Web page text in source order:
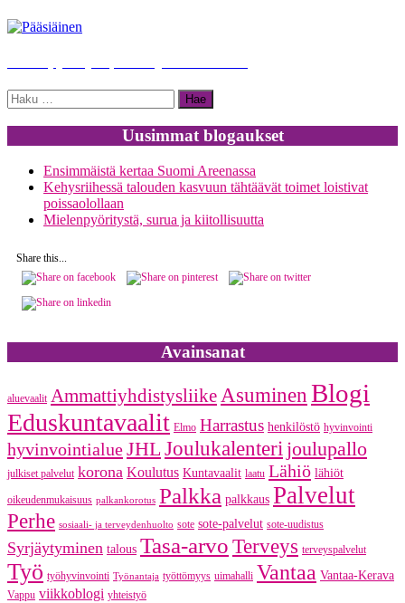
Haku:
Uusimmat blogaukset
Ensimmäistä kertaa Suomi Areenassa
Kehysriihessä talouden kasvuun tähtäävät toimet loistivat
poissaolollaan
Mielenpyöritystä, surua ja kiitollisuutta
Share this...
Avainsanat
aluevaalit AmmattiyhdistysliikeAsuminen Blogi
Eduskuntavaalit Elmo Harrastus henkilöstö hyvinvointi
hyvinvointialueJHLJoulukalenterijoulupallo
julkiset palvelut korona Koulutus Kuntavaalit laatu Lähiö lähiöt
oikeudenmukaisuus palkankorotus Palkka palkkaus Palvelut
Perhe sosiaali- ja terveydenhuolto sote sote-palvelut sote-uudistus
Syrjäytyminen talous Tasa-arvo Terveys terveyspalvelut
Työ työhyvinvointi Työnantaja työttömyys uimahalli Vantaa Vantaa-Kerava
Vappu viikkoblogi yhteistyö